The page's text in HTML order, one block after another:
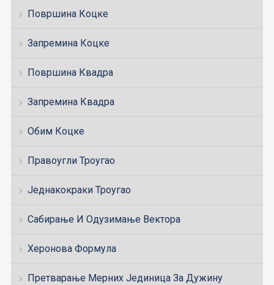
Површина Коцке
Запремина Коцке
Површина Квадра
Запремина Квадра
Обим Коцке
Правоугли Троугао
Једнакокраки Троугао
Сабирање И Одузимање Вектора
Херонова Формула
Претварање Мерних Јединица За Дужину